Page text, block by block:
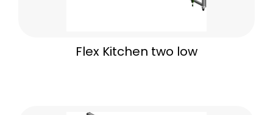
Flex Kitchen two low